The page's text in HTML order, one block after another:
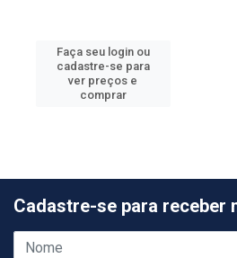
Faça seu login ou
cadastre-se para
ver preços e
comprar
Cadastre-se para receber